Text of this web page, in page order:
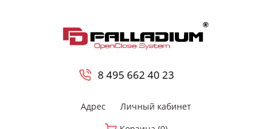
8 495 662 40 23
Адрес
Личный кабинет